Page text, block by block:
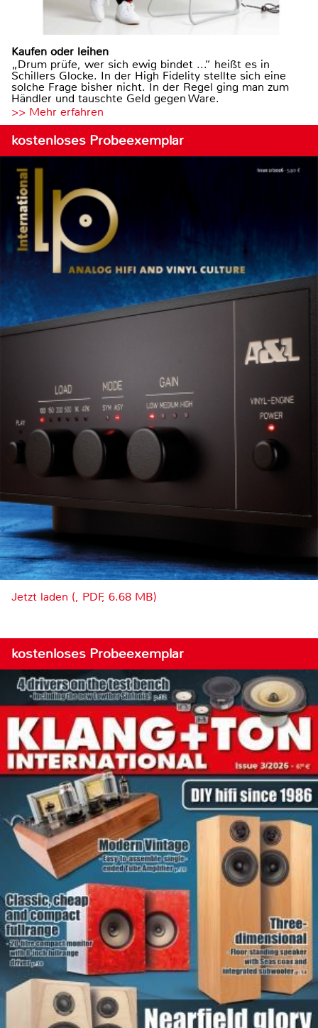
Kaufen oder leihen
„Drum prüfe, wer sich ewig bindet ...“ heißt es in
Schillers Glocke. In der High Fidelity stellte sich eine
solche Frage bisher nicht. In der Regel ging man zum
Händler und tauschte Geld gegen Ware.
>> Mehr erfahren
kostenloses Probeexemplar
Jetzt laden (, PDF, 6.68 MB)
kostenloses Probeexemplar